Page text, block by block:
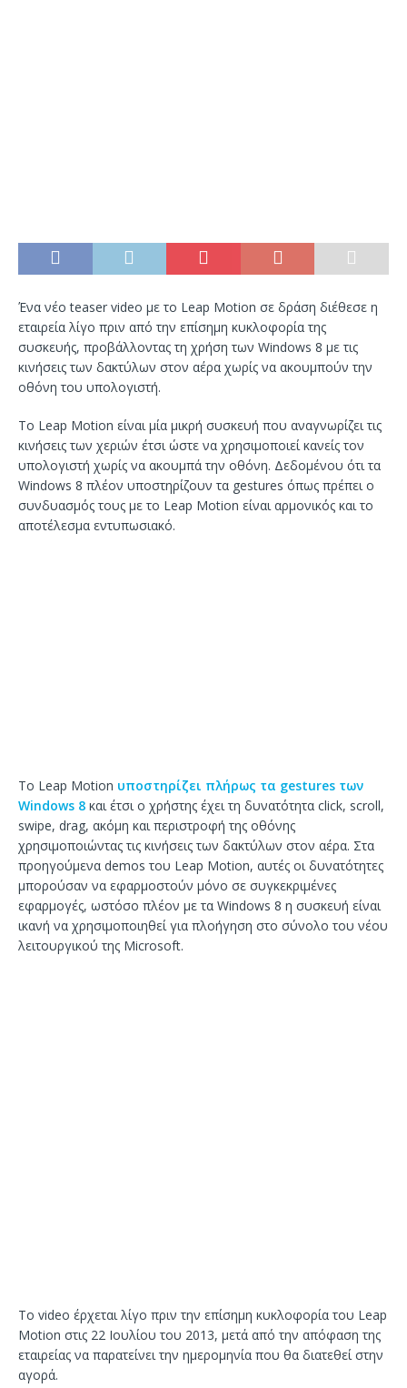
Ένα νέο teaser video με το Leap Motion σε δράση διέθεσε η
εταιρεία λίγο πριν από την επίσημη κυκλοφορία της
συσκευής, προβάλλοντας τη χρήση των Windows 8 με τις
κινήσεις των δακτύλων στον αέρα χωρίς να ακουμπούν την
οθόνη του υπολογιστή.
Το Leap Motion είναι μία μικρή συσκευή που αναγνωρίζει τις
κινήσεις των χεριών έτσι ώστε να χρησιμοποιεί κανείς τον
υπολογιστή χωρίς να ακουμπά την οθόνη. Δεδομένου ότι τα
Windows 8 πλέον υποστηρίζουν τα gestures όπως πρέπει ο
συνδυασμός τους με το Leap Motion είναι αρμονικός και το
αποτέλεσμα εντυπωσιακό.
Το Leap Motion υποστηρίζει πλήρως τα gestures των
Windows 8 και έτσι ο χρήστης έχει τη δυνατότητα click, scroll,
swipe, drag, ακόμη και περιστροφή της οθόνης
χρησιμοποιώντας τις κινήσεις των δακτύλων στον αέρα. Στα
προηγούμενα demos του Leap Motion, αυτές οι δυνατότητες
μπορούσαν να εφαρμοστούν μόνο σε συγκεκριμένες
εφαρμογές, ωστόσο πλέον με τα Windows 8 η συσκευή είναι
ικανή να χρησιμοποιηθεί για πλοήγηση στο σύνολο του νέου
λειτουργικού της Microsoft.
Το video έρχεται λίγο πριν την επίσημη κυκλοφορία του Leap
Motion στις 22 Ιουλίου του 2013, μετά από την απόφαση της
εταιρείας να παρατείνει την ημερομηνία που θα διατεθεί στην
αγορά.